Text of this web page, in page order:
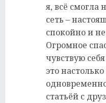
я, всё смогла
сеть –
спокойно и не
Огромное
чувствую
это
статьёй с